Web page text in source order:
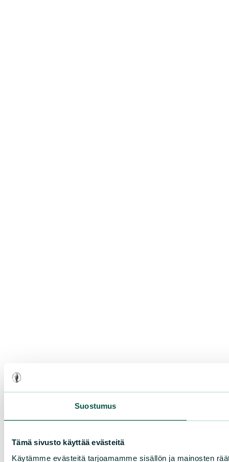
Suostumus
Tämä sivusto käyttää evästeitä
Käytämme evästeitä tarjoamamme sisällön ja mainosten